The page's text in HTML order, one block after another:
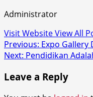
Administrator
Visit WebsiteView All
Post
navigation
Previous: Expo Gallery
Next: Pendidikan
Leave a Reply